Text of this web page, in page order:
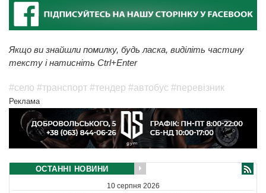
Якщо ви знайшли помилку, будь ласка, виділіть частину
тексту і натисніть Ctrl+Enter
#село #транспорт #тендер #автобус #перевізник
Реклама
ОСТАННІ НОВИНИ
10 серпня 2026